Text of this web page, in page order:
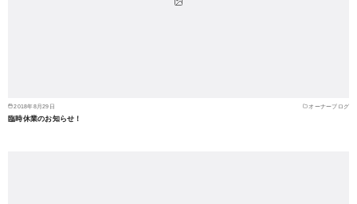
2018年8月29日 オーナーブログ
臨時休業のお知らせ！